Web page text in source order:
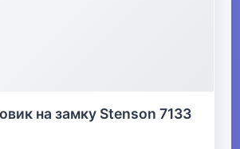
на замку Stenson 7133